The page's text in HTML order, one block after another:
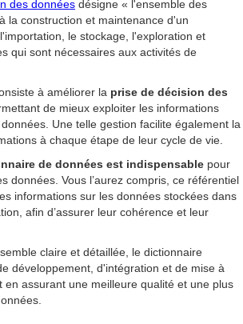
des données désigne « l'ensemble des
la construction et maintenance d'un
le stockage, l'exploration et
qui sont nécessaires aux activités de
à améliorer la prise de décision des
de mieux exploiter les informations
Une telle gestion facilite également la
à chaque étape de leur cycle de vie.
de données est indispensable pour
données. Vous l’aurez compris, ce référentiel
informations sur les données stockées dans
afin d’assurer leur cohérence et leur
claire et détaillée, le dictionnaire
développement, d'intégration et de mise à
en assurant une meilleure qualité et une plus